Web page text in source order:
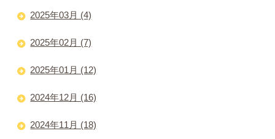
2025年03月 (4)
2025年02月 (7)
2025年01月 (12)
2024年12月 (16)
2024年11月 (18)